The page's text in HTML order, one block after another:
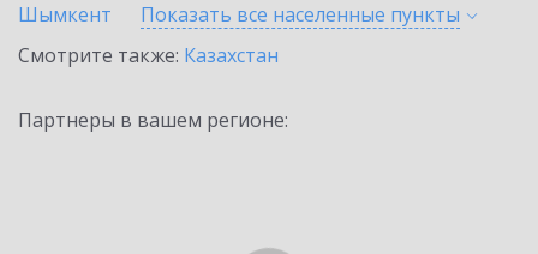
Шымкент
Показать все населенные пункты
Смотрите также: Казахстан
Партнеры в вашем регионе: